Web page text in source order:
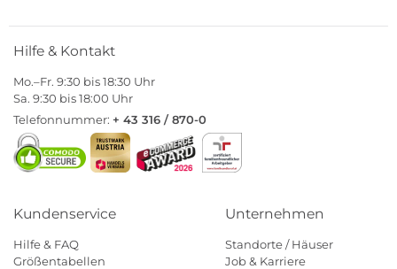
Hilfe & Kontakt
Mo.–Fr. 9:30 bis 18:30 Uhr
Sa. 9:30 bis 18:00 Uhr
Telefonnummer: + 43 316 / 870-0
Kundenservice
Hilfe & FAQ
Größentabellen
Unternehmen
Standorte / Häuser
Job & Karriere